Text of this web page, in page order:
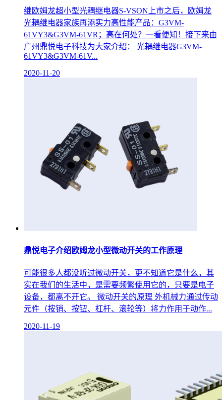
继欧姆龙超小型光耦继电器S-VSON上市之后，欧姆龙
光耦继电器家族再添实力高性能产品：G3VM-
61VY3&G3VM-61VR；高在何处？一看便知！接下来由
广州鼎悦电子科技为大家介绍： 光耦继电器G3VM-
61VY3&G3VM-61V...
2020-11-20
鼎悦电子介绍欧姆龙小型微动开关的工作原理
可能很多人都没听过微动开关，更不知道它是什么，其
实在我们的生活中，是需要频繁使用它的，只要是电子
设备，都离不开它。 微动开关的原理 外机械力通过传动
元件（按销、按钮、杠杆、滚轮等）将力作用于动作...
2020-11-19